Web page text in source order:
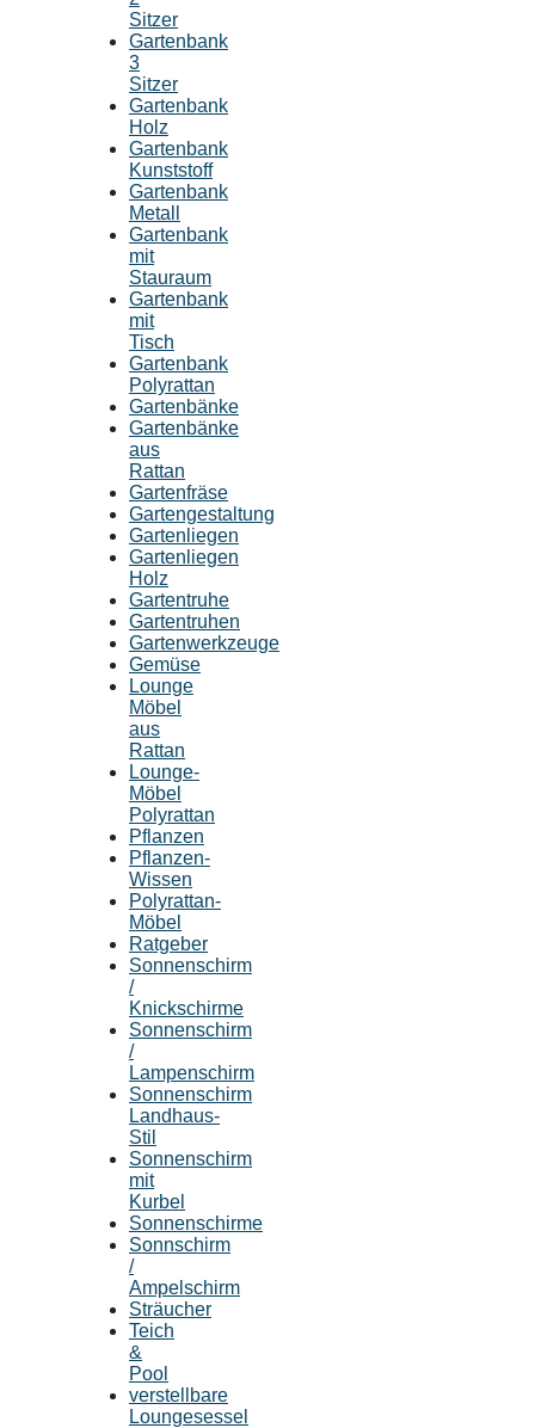
Sitzer
Gartenbank
3
Sitzer
Gartenbank
Holz
Gartenbank
Kunststoff
Gartenbank
Metall
Gartenbank
mit
Stauraum
Gartenbank
mit
Tisch
Gartenbank
Polyrattan
Gartenbänke
Gartenbänke
aus
Rattan
Gartenfräse
Gartengestaltung
Gartenliegen
Gartenliegen
Holz
Gartentruhe
Gartentruhen
Gartenwerkzeuge
Gemüse
Lounge
Möbel
aus
Rattan
Lounge-
Möbel
Polyrattan
Pflanzen
Pflanzen-
Wissen
Polyrattan-
Möbel
Ratgeber
Sonnenschirm
/
Knickschirme
Sonnenschirm
/
Lampenschirm
Sonnenschirm
Landhaus-
Stil
Sonnenschirm
mit
Kurbel
Sonnenschirme
Sonnschirm
/
Ampelschirm
Sträucher
Teich
&
Pool
verstellbare
Loungesessel